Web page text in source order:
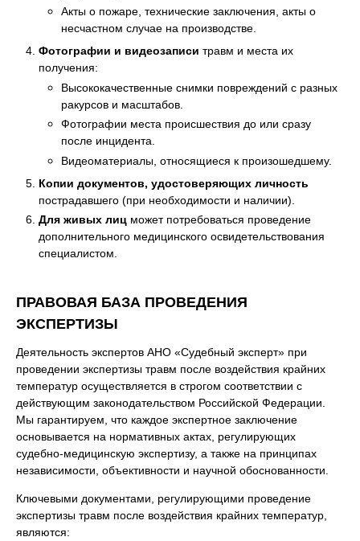
Акты о пожаре, технические заключения, акты о
несчастном случае на производстве.
Фотографии и видеозаписи травм и места их
получения:
Высококачественные снимки повреждений с разных
ракурсов и масштабов.
Фотографии места происшествия до или сразу
после инцидента.
Видеоматериалы, относящиеся к произошедшему.
Копии документов, удостоверяющих личность
пострадавшего (при необходимости и наличии).
Для живых лиц может потребоваться проведение
дополнительного медицинского освидетельствования
специалистом.
ПРАВОВАЯ БАЗА ПРОВЕДЕНИЯ
ЭКСПЕРТИЗЫ
Деятельность экспертов АНО «Судебный эксперт» при
проведении экспертизы травм после воздействия крайних
температур осуществляется в строгом соответствии с
действующим законодательством Российской Федерации.
Мы гарантируем, что каждое экспертное заключение
основывается на нормативных актах, регулирующих
судебно-медицинскую экспертизу, а также на принципах
независимости, объективности и научной обоснованности.
Ключевыми документами, регулирующими проведение
экспертизы травм после воздействия крайних температур,
являются: